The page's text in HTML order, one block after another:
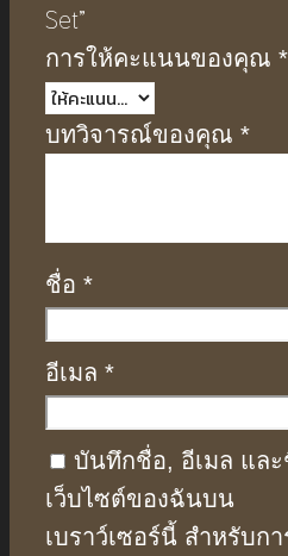
Set”
การให้คะแนนของคุณ *
บทวิจารณ์ของคุณ *
ชื่อ *
อีเมล *
บันทึกชื่อ, อีเมล แล
เว็บไซต์ของฉันบน
เบราว์เซอร์นี้ สำหรับกา